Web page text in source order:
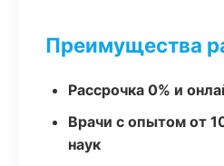
Преимущества
Рассрочка 0% и
Врачи с опытом от
наук